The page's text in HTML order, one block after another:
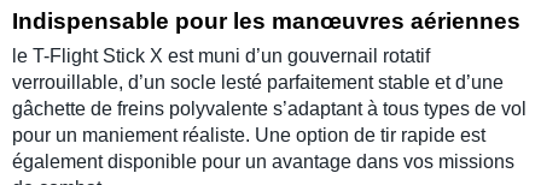
Indispensable pour les manœuvres aériennes
le T-Flight Stick X est muni d’un gouvernail rotatif
verrouillable, d’un socle lesté parfaitement stable et d’une
gâchette de freins polyvalente s’adaptant à tous types de vol
pour un maniement réaliste. Une option de tir rapide est
également disponible pour un avantage dans vos missions